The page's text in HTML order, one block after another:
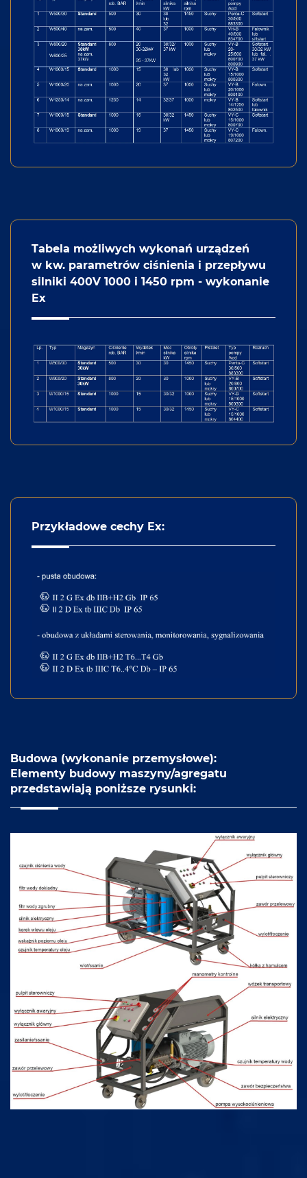
Tabela możliwych wykonań urządzeń
w kw. parametrów ciśnienia i przepływu
silniki 400V 1000 i 1450 rpm - wykonanie
Ex
Przykładowe cechy Ex:
Budowa (wykonanie przemysłowe):
Elementy budowy maszyny/agregatu
przedstawiają poniższe rysunki: